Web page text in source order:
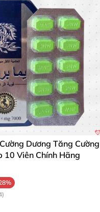
ong. Hãy trải
Dương Tăng Cường
10 Viên Chính Hãng